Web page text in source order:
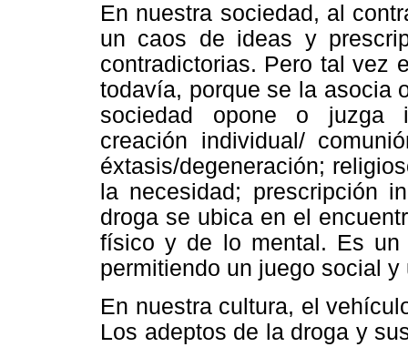
En nuestra sociedad, al
un caos de ideas y
contradictorias. Pero tal vez
todavía, porque se la asocia
sociedad opone o juzga
creación individual/
éxtasis/degeneración;
la necesidad; prescripción
droga se ubica en el
físico y de lo mental. Es un
permitiendo un juego social
En nuestra cultura, el
Los adeptos de la droga y